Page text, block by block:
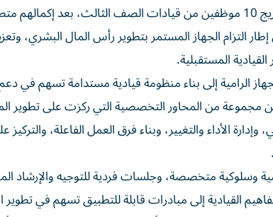
احتفى جهاز الرقابة المالية بدبي بتخريج 10 موظفين من قيادات الصف
التزام الجهاز المستمر بتطوير رأس المال البشري،
المستقبلية.
الرامية إلى بناء منظومة قيادية مستدامة تسهم في دعم
مجموعة من المحاور التخصصية التي ركزت على تطوير
الأداء والتغيير، وبناء فرق العمل الفاعلة،
وسلوكية متخصصة، وجلسات فردية للتوجيه والإرشاد
القيادية إلى مبادرات قابلة للتطبيق تسهم في